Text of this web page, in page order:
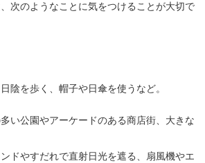
次のようなことに気をつけることが大切で
陰を歩く、帽子や日傘を使うなど。
い公園やアーケードのある商店街、大きな
ドやすだれで直射日光を遮る、扇風機やエ